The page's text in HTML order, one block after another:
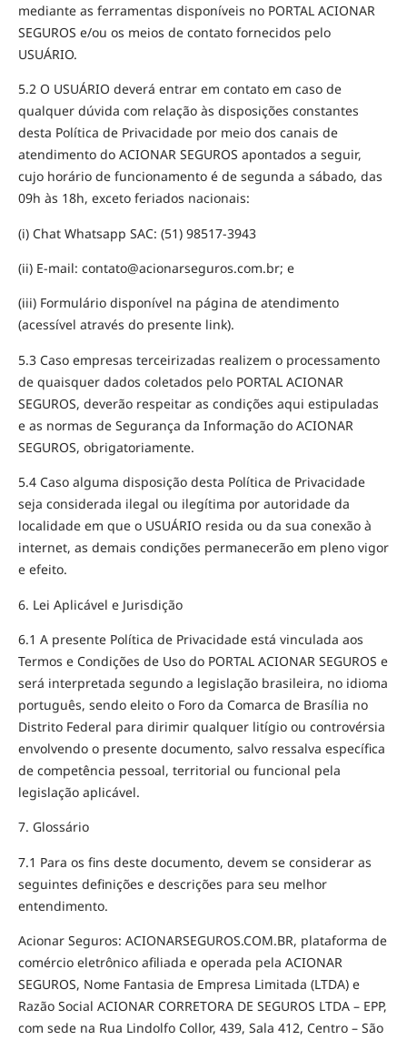
mediante as ferramentas disponíveis no PORTAL ACIONAR
SEGUROS e/ou os meios de contato fornecidos pelo
USUÁRIO.
5.2 O USUÁRIO deverá entrar em contato em caso de
qualquer dúvida com relação às disposições constantes
desta Política de Privacidade por meio dos canais de
atendimento do ACIONAR SEGUROS apontados a seguir,
cujo horário de funcionamento é de segunda a sábado, das
09h às 18h, exceto feriados nacionais:
(i) Chat Whatsapp SAC: (51) 98517-3943
(ii) E-mail: contato@acionarseguros.com.br; e
(iii) Formulário disponível na página de atendimento
(acessível através do presente link).
5.3 Caso empresas terceirizadas realizem o processamento
de quaisquer dados coletados pelo PORTAL ACIONAR
SEGUROS, deverão respeitar as condições aqui estipuladas
e as normas de Segurança da Informação do ACIONAR
SEGUROS, obrigatoriamente.
5.4 Caso alguma disposição desta Política de Privacidade
seja considerada ilegal ou ilegítima por autoridade da
localidade em que o USUÁRIO resida ou da sua conexão à
internet, as demais condições permanecerão em pleno vigor
e efeito.
6. Lei Aplicável e Jurisdição
6.1 A presente Política de Privacidade está vinculada aos
Termos e Condições de Uso do PORTAL ACIONAR SEGUROS e
será interpretada segundo a legislação brasileira, no idioma
português, sendo eleito o Foro da Comarca de Brasília no
Distrito Federal para dirimir qualquer litígio ou controvérsia
envolvendo o presente documento, salvo ressalva específica
de competência pessoal, territorial ou funcional pela
legislação aplicável.
7. Glossário
7.1 Para os fins deste documento, devem se considerar as
seguintes definições e descrições para seu melhor
entendimento.
Acionar Seguros: ACIONARSEGUROS.COM.BR, plataforma de
comércio eletrônico afiliada e operada pela ACIONAR
SEGUROS, Nome Fantasia de Empresa Limitada (LTDA) e
Razão Social ACIONAR CORRETORA DE SEGUROS LTDA – EPP,
com sede na Rua Lindolfo Collor, 439, Sala 412, Centro – São